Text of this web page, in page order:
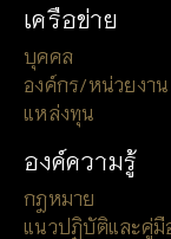
เครือข่าย
บุคคล
องค์กร/หน่วยงาน
แหล่งทุน
องค์ความรู้
กฎหมาย
แนวปฏิบัติและคู่มื